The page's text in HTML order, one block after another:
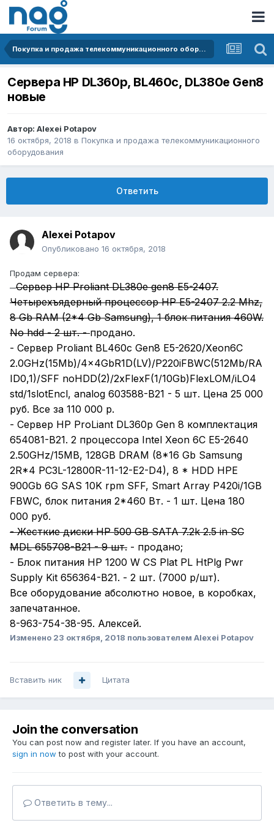
Покупка и продажа телекоммуникационного оборудования
Сервера HP DL360p, BL460c, DL380e Gen8
новые
Автор: Alexei Potapov
16 октября, 2018 в Покупка и продажа телекоммуникационного
оборудования
Ответить
Alexei Potapov
Опубликовано 16 октября, 2018
Продам сервера:
-Сервер HP Proliant DL380e gen8 E5-2407.
Четырехъядерный процессор HP E5-2407 2.2 Mhz,
8 Gb RAM (2*4 Gb Samsung), 1 блок питания 460W.
No hdd - 2 шт. -продано.
- Сервер Proliant BL460c Gen8 E5-2620/Xeon6C
2.0GHz(15Mb)/4x4GbR1D(LV)/P220iFBWC(512Mb/RA
ID0,1)/SFF noHDD(2)/2xFlexF(1/10Gb)FlexLOM/iLO4
std/1slotEncl, analog 603588-B21 - 5 шт. Цена 25 000
руб. Все за 110 000 р.
- Сервер HP ProLiant DL360p Gen 8 комплектация
654081-B21. 2 процессора Intel Xeon 6C E5-2640
2.50GHz/15MB, 128GB DRAM (8*16 Gb Samsung
2R*4 PC3L-12800R-11-12-E2-D4), 8 * HDD HPE
900Gb 6G SAS 10K rpm SFF, Smart Array P420i/1GB
FBWC, блок питания 2*460 Вт. - 1 шт. Цена 180
000 руб.
- Жесткие диски HP 500 GB SATA 7.2k 2.5 in SC
MDL 655708-B21 - 9 шт. - продано;
- Блок питания HP 1200 W CS Plat PL HtPlg Pwr
Supply Kit 656364-B21. - 2 шт. (7000 р/шт).
Все оборудование абсолютно новое, в коробках,
запечатанное.
8-963-754-38-95. Алексей.
Изменено 23 октября, 2018 пользователем Alexei Potapov
Вставить ник Цитата
Join the conversation
You can post now and register later. If you have an account,
sign in now to post with your account.
Ответить в тему...